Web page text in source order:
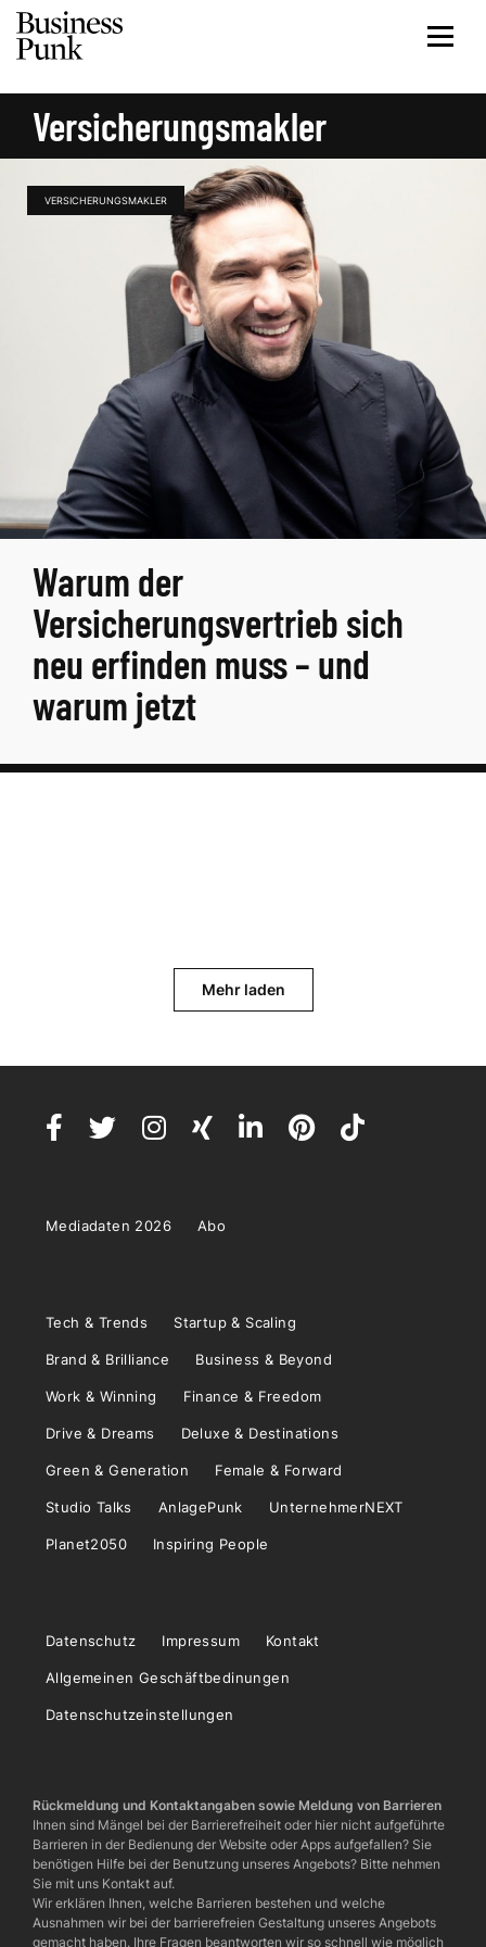
Versicherungsmakler
VERSICHERUNGSMAKLER
Warum der
Versicherungsvertrieb sich
neu erfinden muss – und
warum jetzt
Mehr laden
Mediadaten 2026 Abo
Tech & Trends Startup & Scaling
Brand & Brilliance Business & Beyond
Work & Winning Finance & Freedom
Drive & Dreams Deluxe & Destinations
Green & Generation Female & Forward
Studio Talks AnlagePunk UnternehmerNEXT
Planet2050 Inspiring People
Datenschutz Impressum Kontakt
Allgemeinen Geschäftbedinungen
Datenschutzeinstellungen
Rückmeldung und Kontaktangaben sowie Meldung von Barrieren
Ihnen sind Mängel bei der Barrierefreiheit oder hier nicht aufgeführte
Barrieren in der Bedienung der Website oder Apps aufgefallen? Sie
benötigen Hilfe bei der Benutzung unseres Angebots? Bitte nehmen
Sie mit uns Kontakt auf.
Wir erklären Ihnen, welche Barrieren bestehen und welche
Ausnahmen wir bei der barrierefreien Gestaltung unseres Angebots
gemacht haben. Ihre Fragen beantworten wir so schnell wie möglich